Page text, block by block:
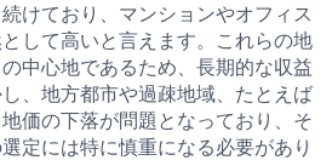
けており、マンションやオフィス
して高いと言えます。これらの地
中心地であるため、長期的な収益
、地方都市や過疎地域、たとえば
価の下落が問題となっており、そ
定には特に慎重になる必要があり